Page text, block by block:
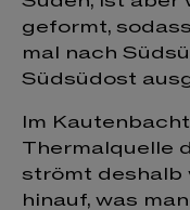
geformt,
mal nach
Südsüdost
Im
Thermalquelle
strömt deshalb
hinauf, was